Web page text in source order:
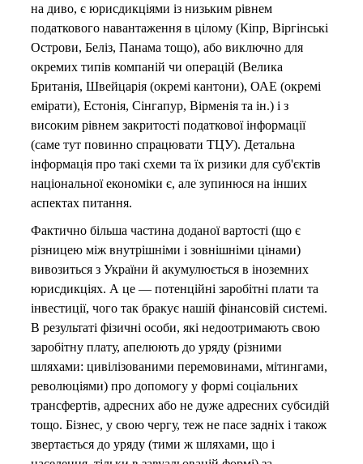
на диво, є юрисдикціями із низьким рівнем
податкового навантаження в цілому (Кіпр, Віргінські
Острови, Беліз, Панама тощо), або виключно для
окремих типів компаній чи операцій (Велика
Британія, Швейцарія (окремі кантони), ОАЕ (окремі
емірати), Естонія, Сінгапур, Вірменія та ін.) і з
високим рівнем закритості податкової інформації
(саме тут повинно спрацювати ТЦУ). Детальна
інформація про такі схеми та їх ризики для суб'єктів
національної економіки є, але зупинюся на інших
аспектах питання.
Фактично більша частина доданої вартості (що є
різницею між внутрішніми і зовнішніми цінами)
вивозиться з України й акумулюється в іноземних
юрисдикціях. А це — потенційні заробітні плати та
інвестиції, чого так бракує нашій фінансовій системі.
В результаті фізичні особи, які недоотримають свою
заробітну плату, апелюють до уряду (різними
шляхами: цивілізованими перемовинами, мітингами,
революціями) про допомогу у формі соціальних
трансфертів, адресних або не дуже адресних субсидій
тощо. Бізнес, у свою чергу, теж не пасе задніх і також
звертається до уряду (тими ж шляхами, що і